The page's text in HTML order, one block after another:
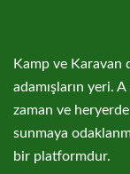
Kamp ve Karavan
adamışların yeri.
zaman ve
sunmaya
bir platformdur.